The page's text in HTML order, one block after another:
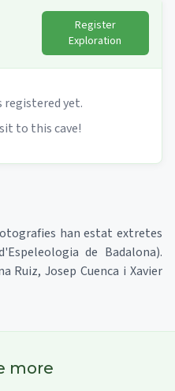
Register
Exploration
yet.
to this cave!
han estat extretes
de Badalona).
Ruiz, Josep Cuenca i Xavier
more